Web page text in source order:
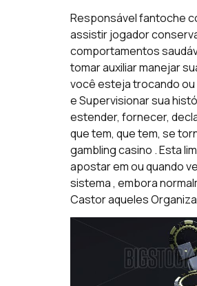
Responsável fantoche
assistir jogador
comportamentos
tomar auxiliar manejar
você esteja trocando
e Supervisionar sua
estender, fornecer,
que tem, que tem, se
gambling casino . Esta
apostar em ou quando
sistema , embora
Castor aqueles